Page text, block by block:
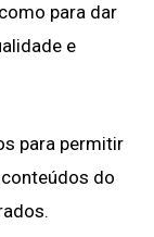
para dar
e
para permitir
do